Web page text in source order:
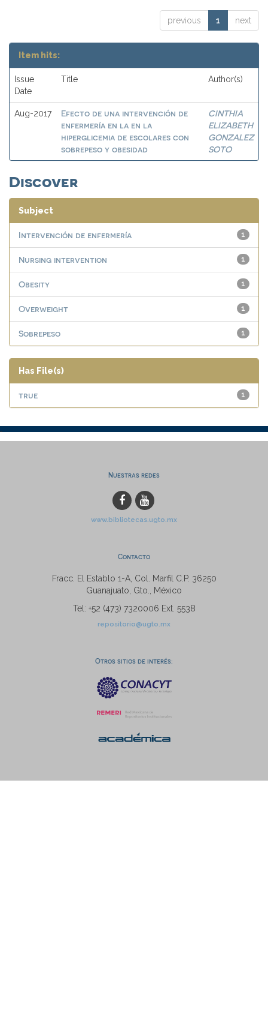
previous 1 next
Item hits:
Issue
Date
Title Author(s)
Aug-2017
Efecto de una intervención de
enfermería en la en la
hiperglicemia de escolares con
sobrepeso y obesidad
CINTHIA
ELIZABETH
GONZALEZ
SOTO
Discover
Subject
1
Intervención de enfermería
1
Nursing intervention
1
Obesity
1
Overweight
1
Sobrepeso
Has File(s)
1
true
Nuestras redes
www.bibliotecas.ugto.mx
Contacto
Fracc. El Establo 1-A, Col. Marfil C.P. 36250
Guanajuato, Gto., México
Tel: +52 (473) 7320006 Ext. 5538
repositorio@ugto.mx
Otros sitios de interés: